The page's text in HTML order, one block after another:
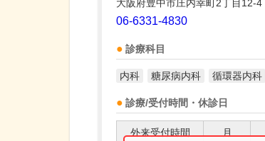
大阪府豊中市庄内幸町2丁目12-4
06-6331-4830
診療科目
内科 糖尿病内科 循環器内科
診療/受付時間・休診日
外来受付時間 月